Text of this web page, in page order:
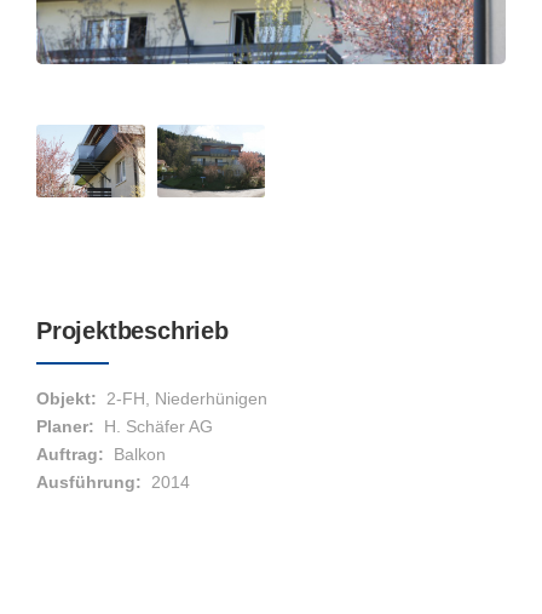
Projektbeschrieb
Objekt:
2-FH, Niederhünigen
Planer: H. Schäfer AG
Auftrag:
Balkon
Ausführung: 2014